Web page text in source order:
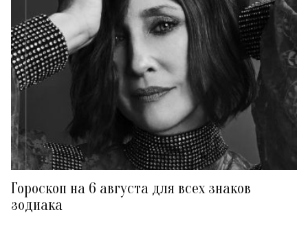
Гороскоп на 6 августа для всех знаков
зодиака